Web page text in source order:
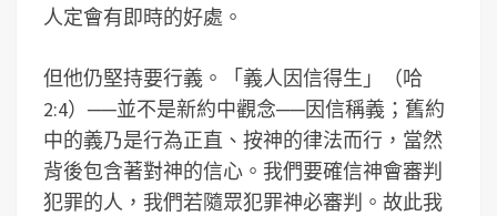
人定會有即時的好處。
但他仍堅持要行義。「義人因信得生」（哈
2:4）──並不是新約中觀念──因信稱義；舊約
中的義乃是行為正直、按神的律法而行，當然
背後包含著對神的信心。我們要確信神會審判
犯罪的人，我們若隨眾犯罪神必審判。故此我